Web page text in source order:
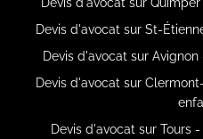
Devis d'avocat sur St-
Devis d'avocat sur
Devis d'avocat sur
Devis d'avocat sur Tours